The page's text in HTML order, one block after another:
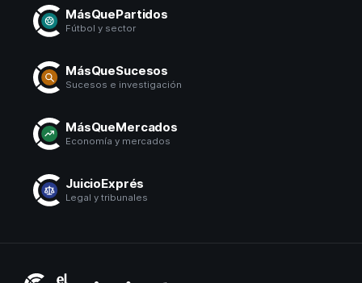
MásQuePartidos
Fútbol y sector
MásQueSucesos
Sucesos e investigación
MásQueMercados
Economía y mercados
JuicioExprés
Legal y tribunales